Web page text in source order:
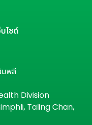
ไซต์
มพลี
Division
Taling Chan,